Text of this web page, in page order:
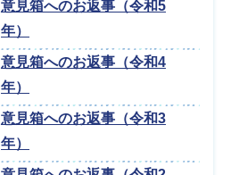
意見箱へのお返事（令和5
年）
意見箱へのお返事（令和4
年）
意見箱へのお返事（令和3
年）